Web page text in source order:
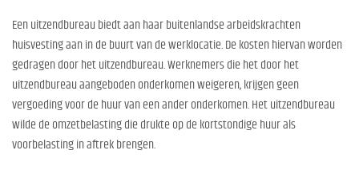
Een uitzendbureau biedt aan haar buitenlandse arbeidskrachten
huisvesting aan in de buurt van de werklocatie. De kosten hiervan worden
gedragen door het uitzendbureau. Werknemers die het door het
uitzendbureau aangeboden onderkomen weigeren, krijgen geen
vergoeding voor de huur van een ander onderkomen. Het uitzendbureau
wilde de omzetbelasting die drukte op de kortstondige huur als
voorbelasting in aftrek brengen.